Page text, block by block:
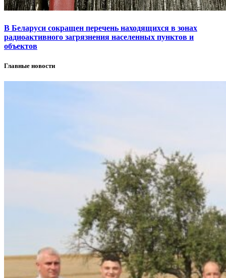
В Беларуси сокращен перечень находящихся в зонах
радиоактивного загрязнения населенных пунктов и
объектов
Главные новости